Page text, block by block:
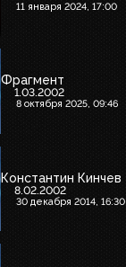
11 января 2024, 17:00
Фрагмент
1.03.2002
8 октября 2025, 09:46
Константин Кинчев
8.02.2002
30 декабря 2014, 16:30